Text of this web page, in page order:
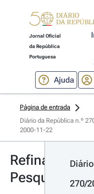
Jornal Oficial
da República
Portuguesa
Ajuda
Página de entrada
Diário da República n.º
2000-11-22
Refinar
Pesquisa
270/